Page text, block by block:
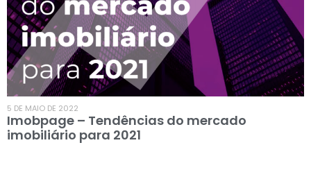
5 DE MAIO DE 2022
Imobpage – Tendências do mercado
imobiliário para 2021